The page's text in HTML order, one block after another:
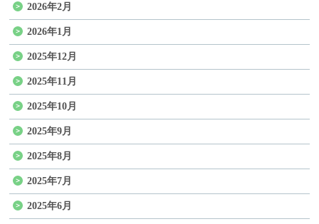
2026年2月
2026年1月
2025年12月
2025年11月
2025年10月
2025年9月
2025年8月
2025年7月
2025年6月